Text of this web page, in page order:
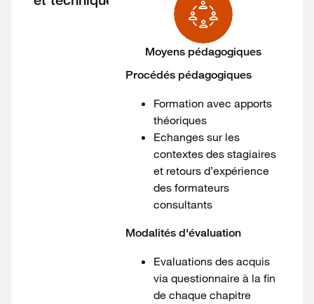
Moyens pédagogiques
Procédés pédagogiques
Formation avec apports
théoriques
Echanges sur les
contextes des stagiaires
et retours d’expérience
des formateurs
consultants
Modalités d'évaluation
Evaluations des acquis
via questionnaire à la fin
de chaque chapitre